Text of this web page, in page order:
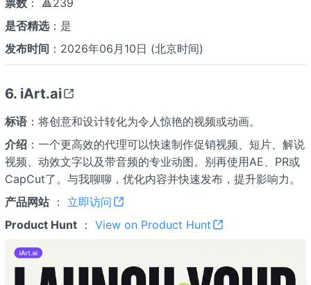
票数： 🔺239
是否精选：是
发布时间 ：2026年06月10日 (北京时间)
6. iArt.ai
标语：将创意和设计转化为令人惊艳的视频或动画。
介绍：一个更高效的代理可以快速制作促销视频、短片、解说
视频、动效文字以及带音频的专业动图。别再使用AE、PR或
CapCut了。与我聊聊，优化内容并快速发布，提升影响力。
产品网站： 立即访问
Product Hunt： View on Product Hunt